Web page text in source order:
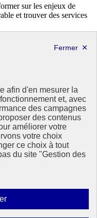
afin d'en mesurer la
et, avec
des campagnes
des contenus
améliorer votre
votre choix
ce choix à tout
du site "Gestion des
Autoriser
tous
sur les enjeux de
et trouver des services
Partenaire principal :